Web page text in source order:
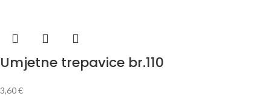
Umjetne trepavice br.110
3,60€